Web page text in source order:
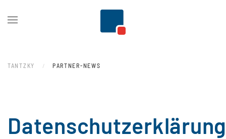
TANTZKY PARTNER-NEWS
Datenschutzerklärung